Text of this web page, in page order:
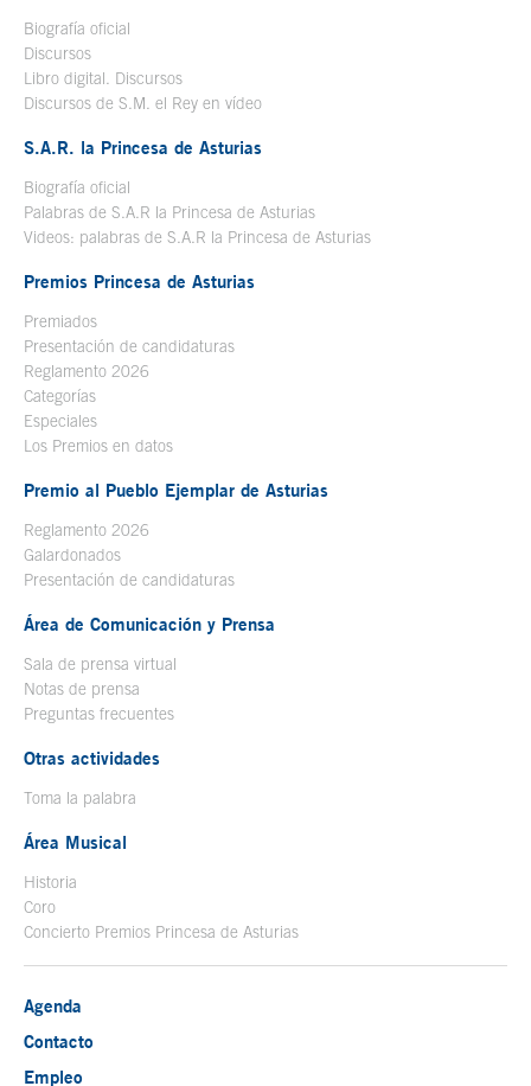
Biografía oficial
Discursos
Libro digital. Discursos
Discursos de S.M. el Rey en vídeo
S.A.R. la Princesa de Asturias
Biografía oficial
Palabras de S.A.R la Princesa de Asturias
Videos: palabras de S.A.R la Princesa de Asturias
Premios Princesa de Asturias
Premiados
Presentación de candidaturas
Reglamento 2026
Categorías
Especiales
Los Premios en datos
Premio al Pueblo Ejemplar de Asturias
Reglamento 2026
Galardonados
Presentación de candidaturas
Área de Comunicación y Prensa
Sala de prensa virtual
Notas de prensa
Preguntas frecuentes
Otras actividades
Toma la palabra
Área Musical
Historia
Coro
Concierto Premios Princesa de Asturias
Agenda
Contacto
Empleo